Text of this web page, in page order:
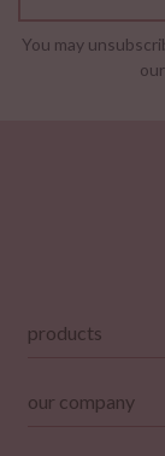
You may
products
our company